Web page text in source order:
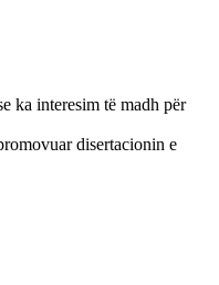
ka interesim të madh për
disertacionin e